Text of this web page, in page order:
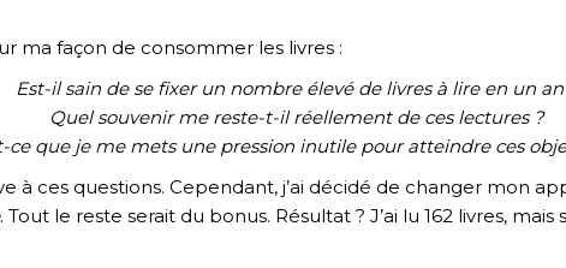
ma façon de consommer les livres :
Est-il sain de se fixer un nombre élevé de livres à lire en un an
Quel souvenir me reste-t-il réellement de ces lectures ?
ce que je me mets une pression inutile pour atteindre ces
à ces questions. Cependant, j’ai décidé de changer mon
. Tout le reste serait du bonus. Résultat ? J’ai lu 162 livres,